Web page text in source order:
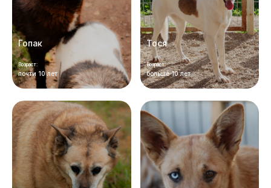
Гопак
Возраст:
почти 10 лет
Тося
Возраст:
больше 10 лет